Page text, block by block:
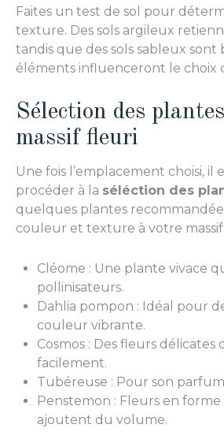
Faites un test de sol pour
texture. Des sols argileux
tandis que des sols sableux sont
éléments influenceront le choix
Sélection des
massif fleuri
Une fois l’emplacement choisi, il
procéder à la séléction des
quelques plantes
couleur et texture à votre massif
Cléome : Une plante vivace
pollinisateurs.
Dahlia pompon : Idéal pour
couleur vibrante.
Cosmos : Des fleurs délicates
facilement.
Tubéreuse : Pour son
Penstemon : Fleurs en
ajoutent du volume.